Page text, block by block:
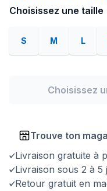
Choisissez une taille
S M L
Choisissez
Trouve ton
Livraison gratuite à
Livraison sous 2 à
Retour gratuit en